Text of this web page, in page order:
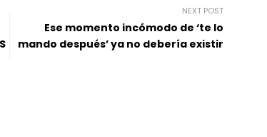
NEXT POST
Ese momento incómodo de ‘te lo
mando después’ ya no debería existir